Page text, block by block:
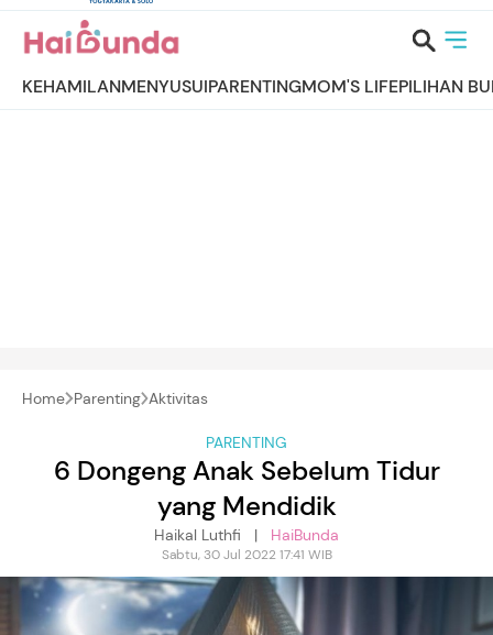
KEHAMILANMENYUSUIPARENTINGMOM'S LIFEPILIHAN
Home Parenting Aktivitas
PARENTING
6 Dongeng Anak Sebelum Tidur
yang Mendidik
Haikal Luthfi | HaiBunda
Sabtu, 30 Jul 2022 17:41 WIB